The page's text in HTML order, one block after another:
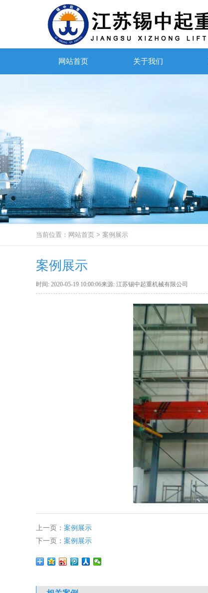
网站首页 关于我们
当前位置： 网站首页 > 案例展示
案例展示
时间: 2020-05-19 10:00:06来源: 江苏锡中起重机械有限公司
上一页： 案例展示
下一页： 案例展示